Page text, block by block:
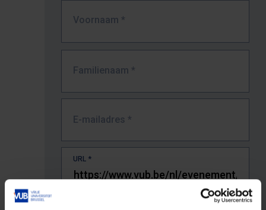
Voornaam *
Familienaam *
E-mailadres *
URL *
De volledige URL van de pagina waar je de fout zag.